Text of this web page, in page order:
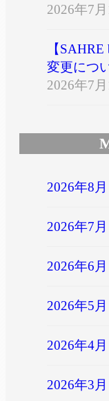
2026年7月
【
変更につ
2026年7月
2026年8月
2026年7月
2026年6月
2026年5月
2026年4月
2026年3月